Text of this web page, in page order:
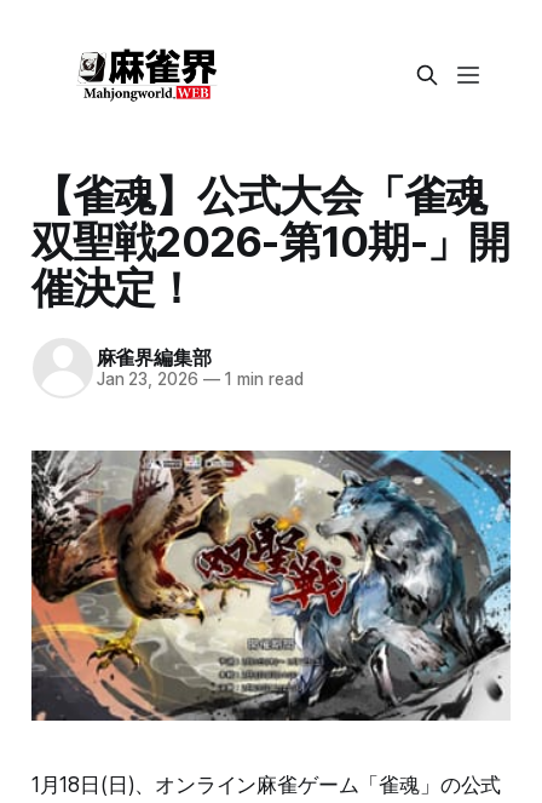
【雀魂】公式大会「雀魂
双聖戦2026-第10期-」開
催決定！
麻雀界編集部
Jan 23, 2026 —1 min read
1月18日(日)、オンライン麻雀ゲーム「雀魂」の公式